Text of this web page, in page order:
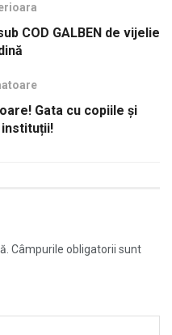
COD GALBEN de vijelie
Gata cu copiile și
Câmpurile obligatorii sunt